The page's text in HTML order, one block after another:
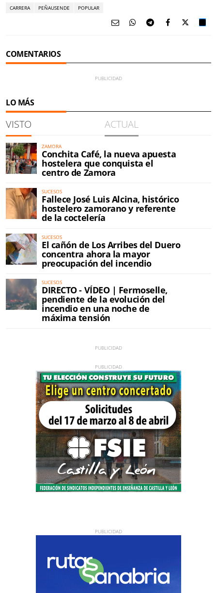
CARRERA PEÑAUSENDE POPULAR
COMENTARIOS
LO MÁS
VISTO ACTUAL
ZAMORA
Conchita Café, la nueva apuesta
hostelera que conquista el
centro de Zamora
SUCESOS
Fallece José Luis Alcina, histórico
hostelero zamorano y referente
de la coctelería
SUCESOS
El cañón de Los Arribes del Duero
concentra ahora la mayor
preocupación del incendio
SUCESOS
DIRECTO - VÍDEO | Fermoselle,
pendiente de la evolución del
incendio en una noche de
máxima tensión